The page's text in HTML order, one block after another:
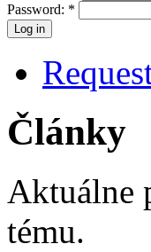
Password: *
Články
Aktuálne
tému.